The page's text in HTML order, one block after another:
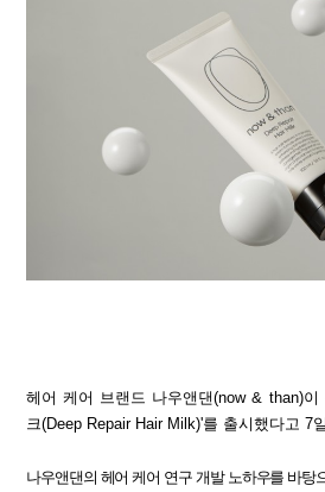
헤어 케어 브랜드 나우앤댄(now & than)
크(Deep Repair Hair Milk)'를 출시했다고 7
나우앤댄의 헤어 케어 연구 개발 노하우를 바탕